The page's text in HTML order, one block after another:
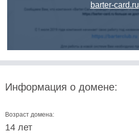
barter-card.ru
Информация о домене:
Возраст домена:
14 лет